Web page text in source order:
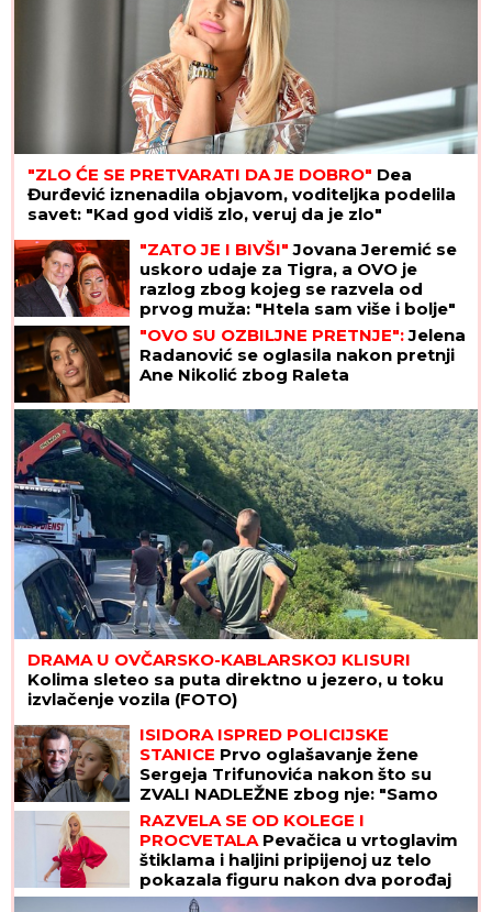
"ZLO ĆE SE PRETVARATI DA JE DOBRO" Dea
Đurđević iznenadila objavom, voditeljka podelila
savet: "Kad god vidiš zlo, veruj da je zlo"
"ZATO JE I BIVŠI" Jovana Jeremić se
uskoro udaje za Tigra, a OVO je
razlog zbog kojeg se razvela od
prvog muža: "Htela sam više i bolje"
"OVO SU OZBILJNE PRETNJE":Jelena
Radanović se oglasila nakon pretnji
Ane Nikolić zbog Raleta
DRAMA U OVČARSKO-KABLARSKOJ KLISURI
Kolima sleteo sa puta direktno u jezero, u toku
izvlačenje vozila (FOTO)
ISIDORA ISPRED POLICIJSKE
STANICE Prvo oglašavanje žene
Sergeja Trifunovića nakon što su
ZVALI NADLEŽNE zbog nje: "Samo
zato sam došla"
RAZVELA SE OD KOLEGE I
PROCVETALAPevačica u vrtoglavim
štiklama i haljini pripijenoj uz telo
pokazala figuru nakon dva porođaj
(Foto)